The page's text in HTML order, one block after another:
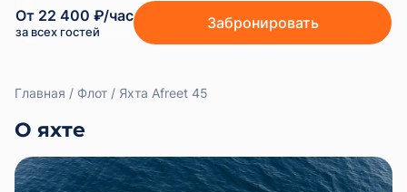
От 22 400 ₽/час
за всех гостей Забронировать
Главная Флот Яхта Afreet 45
О яхте